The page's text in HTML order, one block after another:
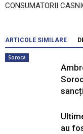
CONSUMATORII
ARTICOLE SIMILARE
Soroca
au